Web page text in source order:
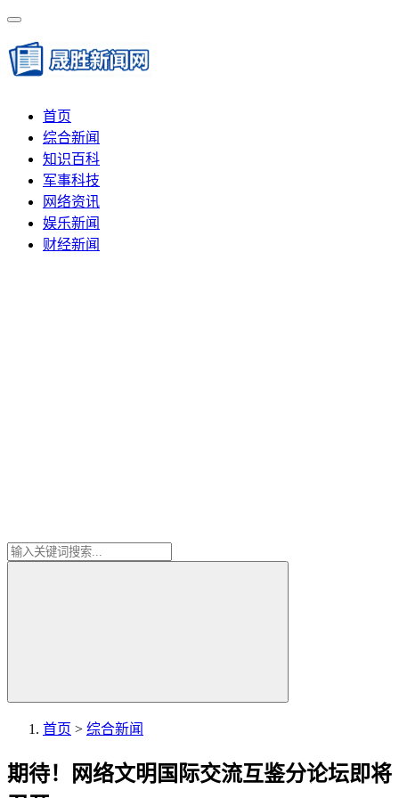
首页
综合新闻
知识百科
军事科技
网络资讯
娱乐新闻
财经新闻
首页 > 综合新闻
期待！网络文明国际交流互鉴分论坛即将